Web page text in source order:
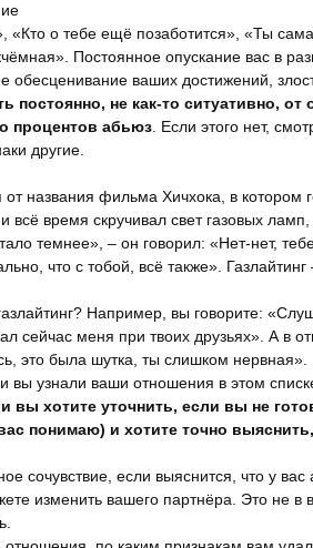
«Кто о тебе ещё позаботится», «Ты
Постоянное опускание вас в
обесценивание ваших достижений,
постоянно, не как-то ситуативно, от
процентов абьюз. Если этого нет,
другие.
названия фильма Хичхока, в котором
всё время скручивал свет газовых ламп,
темнее», – он говорил: «Нет-нет,
что с тобой, всё также». Газлайтинг
Например, вы говорите:
сейчас меня при твоих друзьях». А в
это была шутка, ты слишком нервная».
вы узнали ваши отношения в этом
вы хотите уточнить, если вы не
понимаю) и хотите точно
сочувствие, если выяснится, что у
изменить вашего партнёра. Это не в